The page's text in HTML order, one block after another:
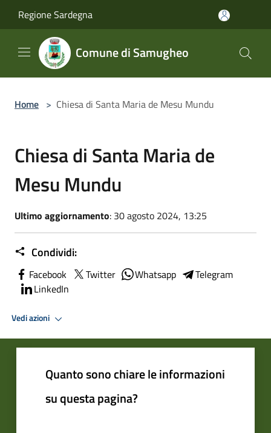
Regione Sardegna
Comune di Samugheo
Home > Chiesa di Santa Maria de Mesu Mundu
Chiesa di Santa Maria de
Mesu Mundu
Ultimo aggiornamento: 30 agosto 2024, 13:25
Condividi:
Facebook Twitter Whatsapp
Telegram
LinkedIn
Vedi azioni
Quanto sono chiare le informazioni
su questa pagina?